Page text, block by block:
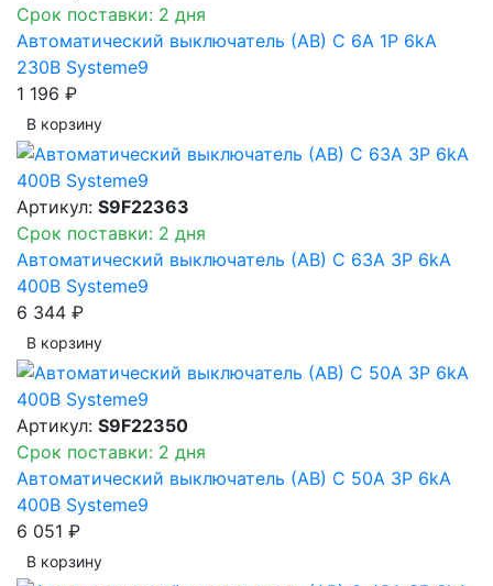
Срок поставки: 2 дня
Автоматический выключатель (АВ) C 6A 1P 6kA
230В Systeme9
1 196 ₽
В корзинy
Артикул: S9F22363
Срок поставки: 2 дня
Автоматический выключатель (АВ) C 63A 3P 6kA
400В Systeme9
6 344 ₽
В корзинy
Артикул: S9F22350
Срок поставки: 2 дня
Автоматический выключатель (АВ) C 50A 3P 6kA
400В Systeme9
6 051 ₽
В корзинy